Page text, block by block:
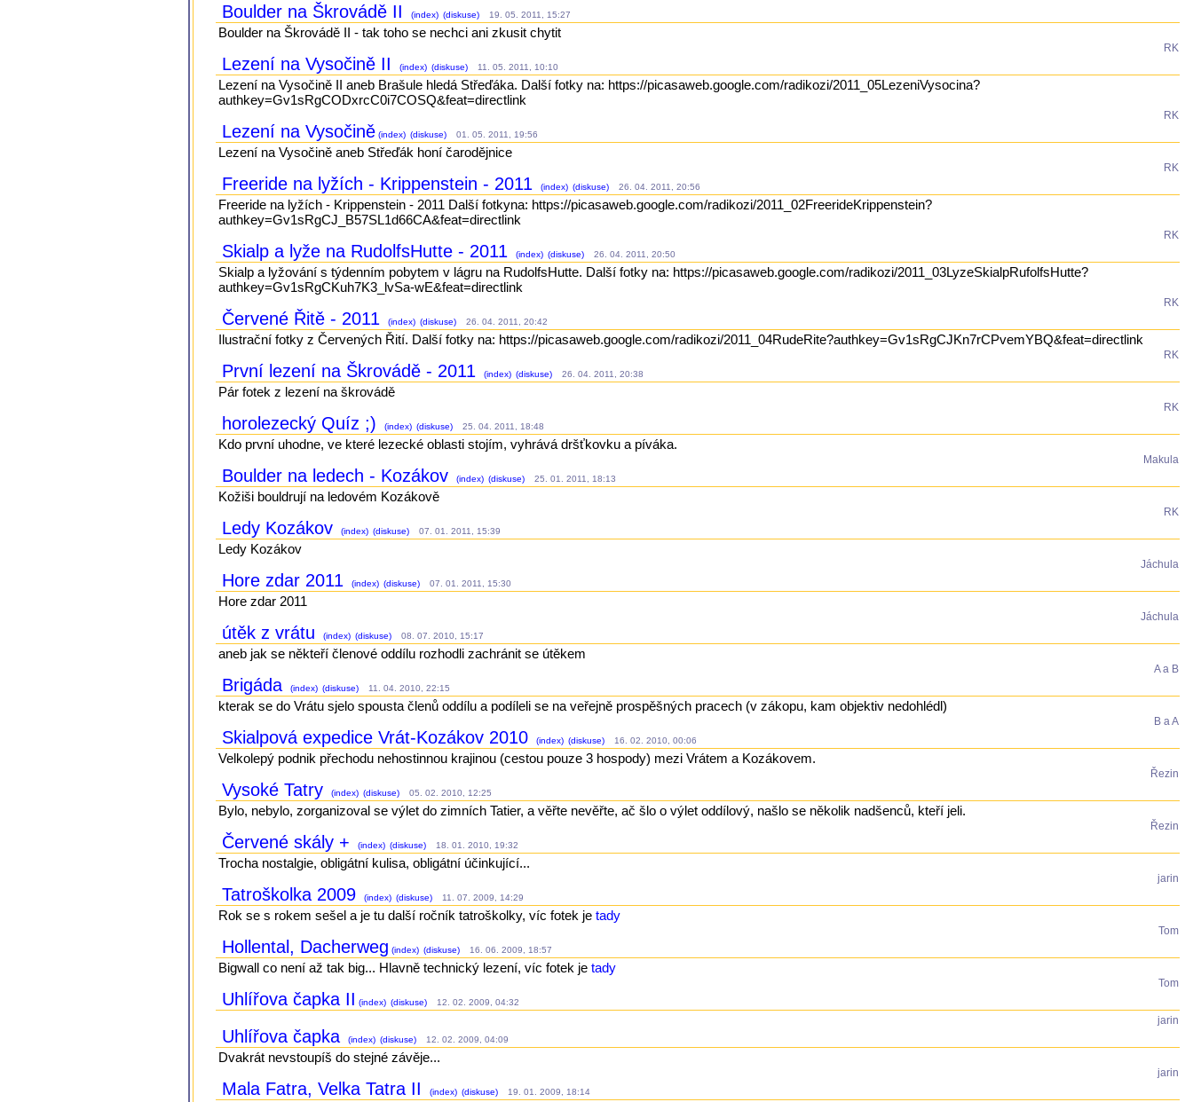
Boulder na Škrovádě II (index) (diskuse) 19. 05. 2011, 15:27
Boulder na Škrovádě II - tak toho se nechci ani zkusit chytit
RK
Lezení na Vysočině II (index) (diskuse) 11. 05. 2011, 10:10
Lezení na Vysočině II aneb Brašule hledá Střeďáka. Další fotky na: https://picasaweb.google.com/radikozi/2011_05LezeniVysocina?
authkey=Gv1sRgCODxrcC0i7COSQ&feat=directlink
RK
Lezení na Vysočině (index) (diskuse) 01. 05. 2011, 19:56
Lezení na Vysočině aneb Střeďák honí čarodějnice
RK
Freeride na lyžích - Krippenstein - 2011 (index) (diskuse) 26. 04. 2011, 20:56
Freeride na lyžích - Krippenstein - 2011 Další fotkyna: https://picasaweb.google.com/radikozi/2011_02FreerideKrippenstein?
authkey=Gv1sRgCJ_B57SL1d66CA&feat=directlink
RK
Skialp a lyže na RudolfsHutte - 2011 (index) (diskuse) 26. 04. 2011, 20:50
Skialp a lyžování s týdenním pobytem v lágru na RudolfsHutte. Další fotky na: https://picasaweb.google.com/radikozi/2011_03LyzeSkialpRufolfsHutte?
authkey=Gv1sRgCKuh7K3_lvSa-wE&feat=directlink
RK
Červené Řitě - 2011 (index) (diskuse) 26. 04. 2011, 20:42
Ilustrační fotky z Červených Řití. Další fotky na: https://picasaweb.google.com/radikozi/2011_04RudeRite?authkey=Gv1sRgCJKn7rCPvemYBQ&feat=directlink
RK
První lezení na Škrovádě - 2011 (index) (diskuse) 26. 04. 2011, 20:38
Pár fotek z lezení na škrovádě
RK
horolezecký Quíz ;) (index) (diskuse) 25. 04. 2011, 18:48
Kdo první uhodne, ve které lezecké oblasti stojím, vyhrává dršťkovku a píváka.
Makula
Boulder na ledech - Kozákov (index) (diskuse) 25. 01. 2011, 18:13
Kožiši bouldrují na ledovém Kozákově
RK
Ledy Kozákov (index) (diskuse) 07. 01. 2011, 15:39
Ledy Kozákov
Jáchula
Hore zdar 2011 (index) (diskuse) 07. 01. 2011, 15:30
Hore zdar 2011
Jáchula
útěk z vrátu (index) (diskuse) 08. 07. 2010, 15:17
aneb jak se někteří členové oddílu rozhodli zachránit se útěkem
A a B
Brigáda (index) (diskuse) 11. 04. 2010, 22:15
kterak se do Vrátu sjelo spousta členů oddílu a podíleli se na veřejně prospěšných pracech (v zákopu, kam objektiv nedohlédl)
B a A
Skialpová expedice Vrát-Kozákov 2010 (index) (diskuse) 16. 02. 2010, 00:06
Velkolepý podnik přechodu nehostinnou krajinou (cestou pouze 3 hospody) mezi Vrátem a Kozákovem.
Řezin
Vysoké Tatry (index) (diskuse) 05. 02. 2010, 12:25
Bylo, nebylo, zorganizoval se výlet do zimních Tatier, a věřte nevěřte, ač šlo o výlet oddílový, našlo se několik nadšenců, kteří jeli.
Řezin
Červené skály + (index) (diskuse) 18. 01. 2010, 19:32
Trocha nostalgie, obligátní kulisa, obligátní účinkující...
jarin
Tatroškolka 2009 (index) (diskuse) 11. 07. 2009, 14:29
Rok se s rokem sešel a je tu další ročník tatroškolky, víc fotek jetady
Tom
Hollental, Dacherweg (index) (diskuse) 16. 06. 2009, 18:57
Bigwall co není až tak big... Hlavně technický lezení, víc fotek jetady
Tom
Uhlířova čapka II (index) (diskuse) 12. 02. 2009, 04:32
jarin
Uhlířova čapka (index) (diskuse) 12. 02. 2009, 04:09
Dvakrát nevstoupíš do stejné závěje...
jarin
Mala Fatra, Velka Tatra II (index) (diskuse) 19. 01. 2009, 18:14